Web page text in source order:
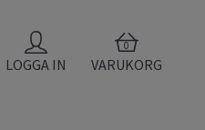
LOGGA IN
0
VARUKORG